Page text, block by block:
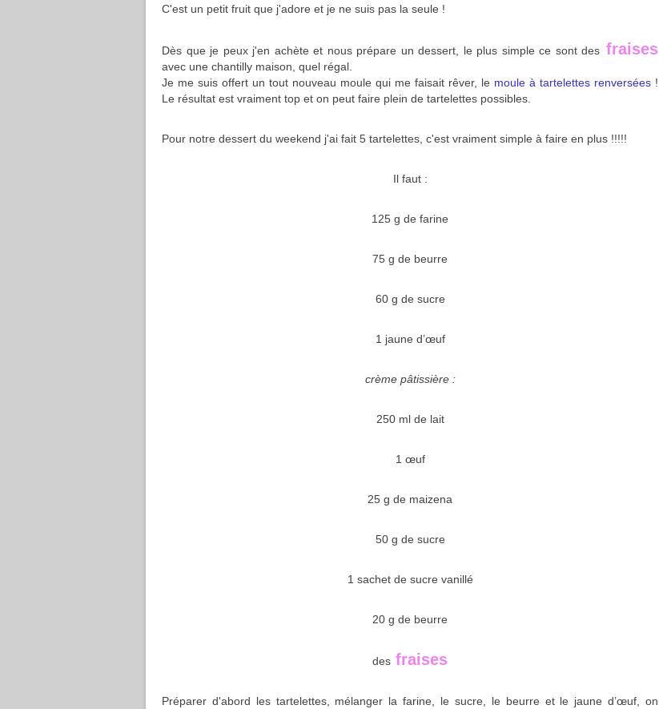
C'est un petit fruit que j'adore et je ne suis pas la seule !
Dès que je peux j'en achète et nous prépare un dessert, le plus simple ce sont des fraises
avec une chantilly maison, quel régal.
Je me suis offert un tout nouveau moule qui me faisait rêver, le moule à tartelettes renversées !
Le résultat est vraiment top et on peut faire plein de tartelettes possibles.
Pour notre dessert du weekend j'ai fait 5 tartelettes, c'est vraiment simple à faire en plus !!!!!
Il faut :
125 g de farine
75 g de beurre
60 g de sucre
1 jaune d’œuf
crème pâtissière :
250 ml de lait
1 œuf
25 g de maizena
50 g de sucre
1 sachet de sucre vanillé
20 g de beurre
des fraises
Préparer d'abord les tartelettes, mélanger la farine, le sucre, le beurre et le jaune d’œuf, on